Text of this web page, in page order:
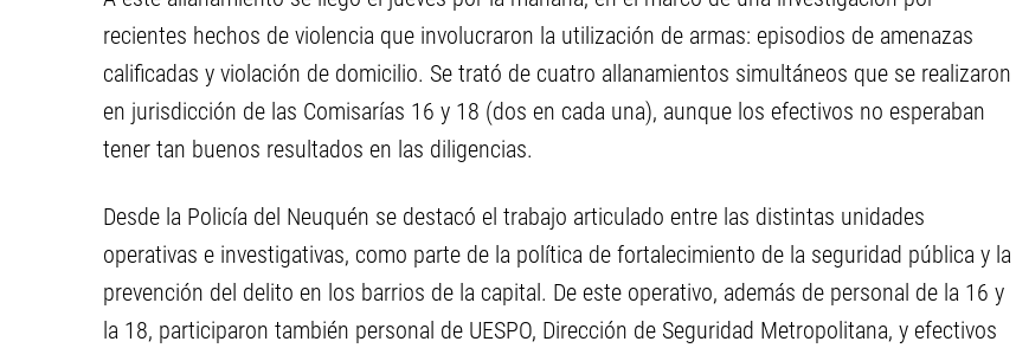
recientes hechos de violencia que involucraron la utilización de armas: episodios de amenazas
calificadas y violación de domicilio. Se trató de cuatro allanamientos simultáneos que se realizaron
en jurisdicción de las Comisarías 16 y 18 (dos en cada una), aunque los efectivos no esperaban
tener tan buenos resultados en las diligencias.
Desde la Policía del Neuquén se destacó el trabajo articulado entre las distintas unidades
operativas e investigativas, como parte de la política de fortalecimiento de la seguridad pública y la
prevención del delito en los barrios de la capital. De este operativo, además de personal de la 16 y
la 18, participaron también personal de UESPO, Dirección de Seguridad Metropolitana, y efectivos